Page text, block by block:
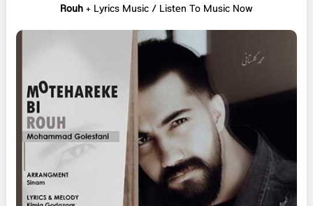
Rouh+ Lyrics Music / Listen To Music Now